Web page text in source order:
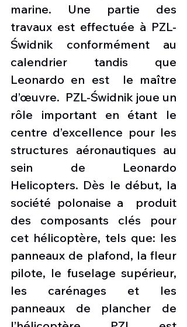
marine. Une partie des
travaux est effectuée à PZL-
Świdnik conformément au
calendrier tandis que
Leonardo en est  le maître
d’œuvre.  PZL-Świdnik joue un
rôle important en étant le
centre d’excellence pour les
structures aéronautiques au
sein de Leonardo
Helicopters. Dès le début, la
société polonaise a  produit
des composants clés pour
cet hélicoptère, tels que: les
panneaux de plafond, la fleur
pilote, le fuselage supérieur,
les carénages et les
panneaux de plancher de